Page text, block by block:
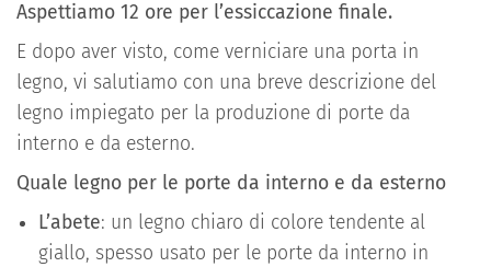
Aspettiamo 12 ore per l’essiccazione finale.
E dopo aver visto, come verniciare una porta in
legno, vi salutiamo con una breve descrizione del
legno impiegato per la produzione di porte da
interno e da esterno.
Quale legno per le porte da interno e da esterno
L’abete: un legno chiaro di colore tendente al
giallo, spesso usato per le porte da interno in